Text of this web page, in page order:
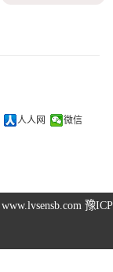
人人网 微信
www.lvsensb.com 豫ICP